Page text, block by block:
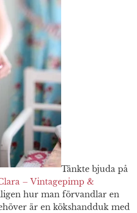
Tänkte bjuda på
– Vintagepimp &
hur man förvandlar en
är en kökshandduk med